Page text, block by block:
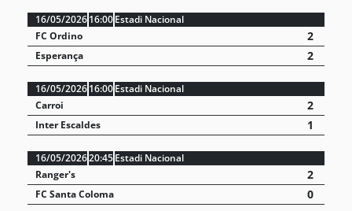
16/05/202616:00Estadi Nacional
FC Ordino
2
Esperança 2
16/05/202616:00Estadi Nacional
Carroi
2
Inter Escaldes 1
16/05/202620:45Estadi Nacional
Ranger's
2
FC Santa Coloma 0